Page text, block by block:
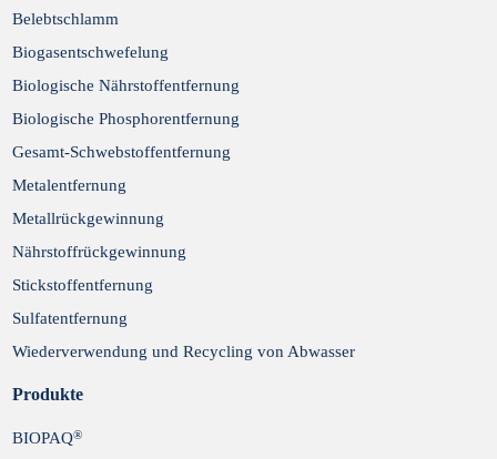
Belebtschlamm
Biogasentschwefelung
Biologische Nährstoffentfernung
Biologische Phosphorentfernung
Gesamt-Schwebstoffentfernung
Metalentfernung
Metallrückgewinnung
Nährstoffrückgewinnung
Stickstoffentfernung
Sulfatentfernung
Wiederverwendung und Recycling von Abwasser
Produkte
BIOPAQ®